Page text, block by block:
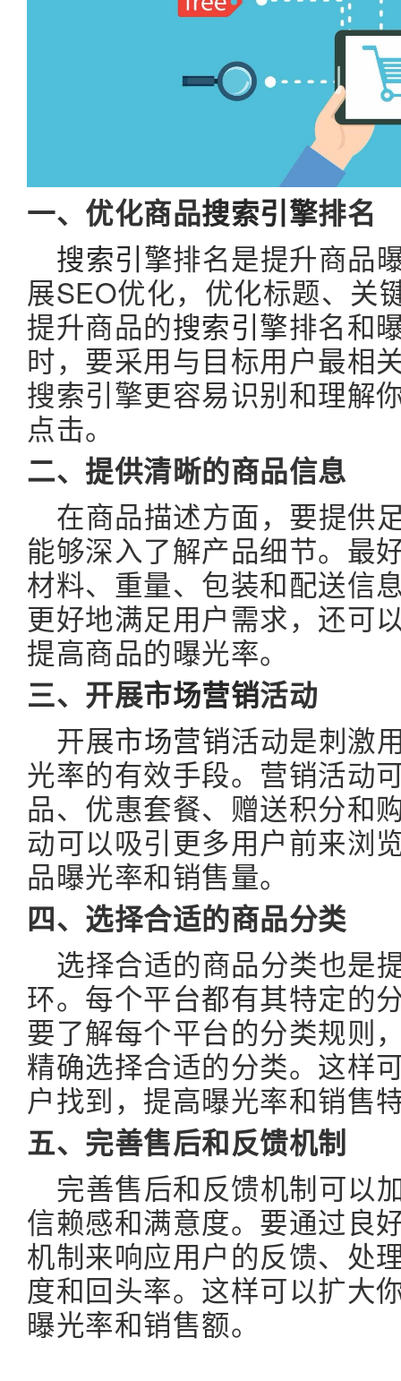
一、优化商品搜索引擎排名
搜索引擎排名是提升商品
展SEO优化，优化标题、关
提升商品的搜索引擎排名和
时，要采用与目标用户最相
搜索引擎更容易识别和理解
点击。
二、提供清晰的商品信息
在商品描述方面，要提供
能够深入了解产品细节。最
材料、重量、包装和配送信
更好地满足用户需求，还可
提高商品的曝光率。
三、开展市场营销活动
开展市场营销活动是刺激
光率的有效手段。营销活动
品、优惠套餐、赠送积分和
动可以吸引更多用户前来浏
品曝光率和销售量。
四、选择合适的商品分类
选择合适的商品分类也是
环。每个平台都有其特定的
要了解每个平台的分类规则
精确选择合适的分类。这样
户找到，提高曝光率和销售
五、完善售后和反馈机制
完善售后和反馈机制可以
信赖感和满意度。要通过良
机制来响应用户的反馈、处
度和回头率。这样可以扩大
曝光率和销售额。